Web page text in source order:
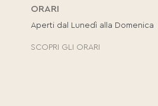
ORARI
Aperti dal Lunedì alla Domenica
SCOPRI GLI ORARI